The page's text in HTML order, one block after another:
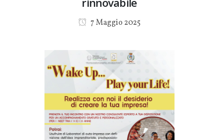
7 Maggio 2025